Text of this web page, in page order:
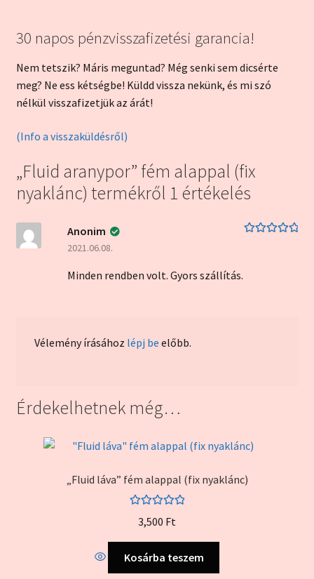
30 napos pénzvisszafizetési garancia!
Nem tetszik? Máris meguntad? Még senki sem dicsérte
meg? Ne ess kétségbe! Küldd vissza nekünk, és mi szó
nélkül visszafizetjük az árát!
(Info a visszaküldésről)
„Fluid aranypor” fém alappal (fix
nyaklánc) termékről 1 értékelés
Anonim
2021.06.08.
Minden rendben volt. Gyors szállítás.
Vélemény írásához lépj be előbb.
Érdekelhetnek még…
„Fluid láva” fém alappal (fix nyaklánc)
5.00
3,500 Ft
Kosárba teszem